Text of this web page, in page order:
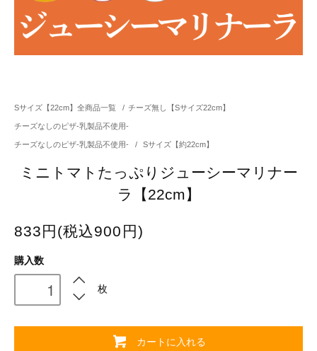
Sサイズ【22cm】全商品一覧 / チーズ無し【Sサイズ22cm】
チーズなしのピザ-乳製品不使用-
チーズなしのピザ-乳製品不使用- / Sサイズ【約22cm】
ミニトマトたっぷりジューシーマリナー
ラ【22cm】
833円(税込900円)
購入数
枚
カートに入れる